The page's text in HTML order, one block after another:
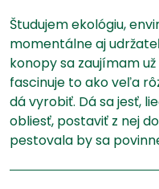
Študujem ekológiu,
momentálne aj
konopy sa zaujímam
fascinuje to ako veľa
dá vyrobiť. Dá sa jesť,
obliesť, postaviť z nej
pestovala by sa